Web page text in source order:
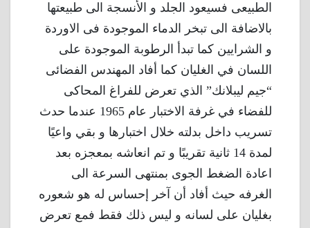
الطبيعى فسيعود الجلد و الأنسجة الى طبيعتها
بالاضافة الى تبخر الدماء الموجودة فى الاوردة
و الشرايين كما تبدأ الرطوبة الموجودة على
اللسان في الغليان كما أفاد المهندس الفضائى
“جيم ليبلانك” الذي تعرض للفراغ المحاكى
للفضاء في غرفة الاختبار عام 1965 عندما حدث
تسريب داخل بدلته خلال اختبارها و بقي واعيًا
لمدة 14 ثانية تقريبًا و تم انعاشه بمعجزه بعد
اعادة الضغط الجوى بمنتهى السرعة الى
الغرفه حيث أفاد أن آخر إحساس له هو شعوره
بغليان على لسانه و ليس ذلك فقط فمع تعرض